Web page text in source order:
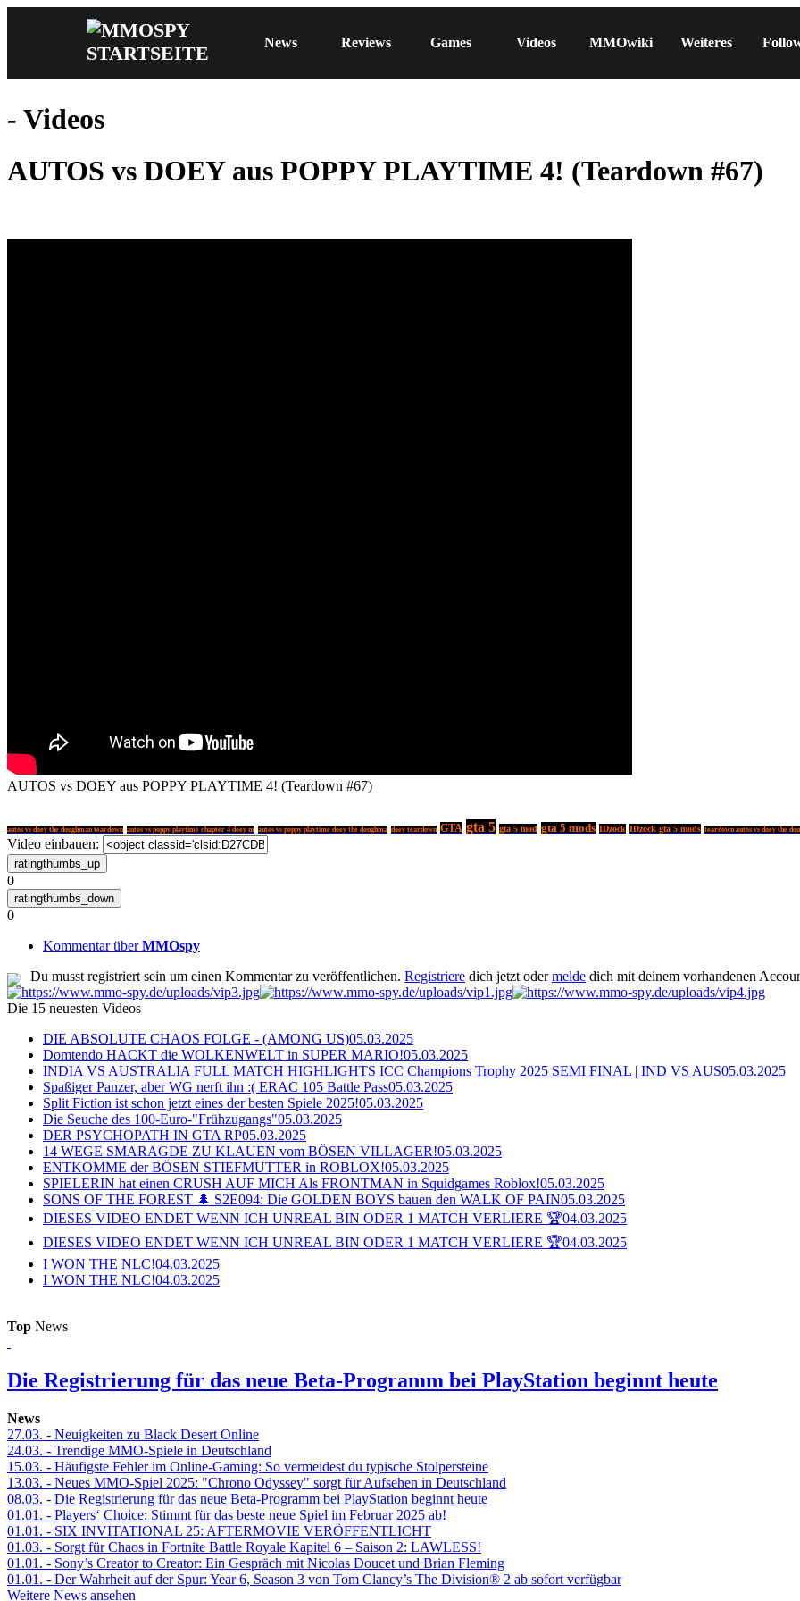
News Reviews Games Videos MMOwiki Weiteres
- Videos
AUTOS vs DOEY aus POPPY PLAYTIME 4! (Teardown #67)
AUTOS vs DOEY aus POPPY PLAYTIME 4! (Teardown #67)
autos vs doey the doughman teardown autos vs poppy playtime chapter 4 doey m autos vs poppy playtime doey the doughma doey teardown GTA gta 5 gta 5 mod gta 5 mods IDzock IDzock gta 5 mods teardown autos vs doey the
Video einbauen:
0
0
Kommentar überMMOspy
Du musst registriert sein um einen Kommentar zu veröffentlichen. Registriere dich jetzt odermelde dich mit deinem vorhandenen
Die 15 neuesten Videos
DIE ABSOLUTE CHAOS FOLGE - (AMONG US)05.03.2025
Domtendo HACKT die WOLKENWELT in SUPER MARIO!05.03.2025
INDIA VS AUSTRALIA FULL MATCH HIGHLIGHTS ICC Champions Trophy 2025 SEMI FINAL | IND VS AUS05.03.2025
Spaßiger Panzer, aber WG nerft ihn :( ERAC 105 Battle Pass05.03.2025
Split Fiction ist schon jetzt eines der besten Spiele 2025!05.03.2025
Die Seuche des 100-Euro-"Frühzugangs"05.03.2025
DER PSYCHOPATH IN GTA RP05.03.2025
14 WEGE SMARAGDE ZU KLAUEN vom BÖSEN VILLAGER!05.03.2025
ENTKOMME der BÖSEN STIEFMUTTER in ROBLOX!05.03.2025
SPIELERIN hat einen CRUSH AUF MICH Als FRONTMAN in Squidgames Roblox!05.03.2025
SONS OF THE FOREST 🌲 S2E094: Die GOLDEN BOYS bauen den WALK OF PAIN05.03.2025
DIESES VIDEO ENDET WENN ICH UNREAL BIN ODER 1 MATCH VERLIERE 🏆04.03.2025
DIESES VIDEO ENDET WENN ICH UNREAL BIN ODER 1 MATCH VERLIERE 🏆04.03.2025
I WON THE NLC!04.03.2025
I WON THE NLC!04.03.2025
Top News
Die Registrierung für das neue Beta-Programm bei PlayStation beginnt heute
News
27.03. - Neuigkeiten zu Black Desert Online
24.03. - Trendige MMO-Spiele in Deutschland
15.03. - Häufigste Fehler im Online-Gaming: So vermeidest du typische Stolpersteine
13.03. - Neues MMO-Spiel 2025: "Chrono Odyssey" sorgt für Aufsehen in Deutschland
08.03. - Die Registrierung für das neue Beta-Programm bei PlayStation beginnt heute
01.01. - Players‘ Choice: Stimmt für das beste neue Spiel im Februar 2025 ab!
01.01. - SIX INVITATIONAL 25: AFTERMOVIE VERÖFFENTLICHT
01.03. - Sorgt für Chaos in Fortnite Battle Royale Kapitel 6 – Saison 2: LAWLESS!
01.01. - Sony’s Creator to Creator: Ein Gespräch mit Nicolas Doucet und Brian Fleming
01.01. - Der Wahrheit auf der Spur: Year 6, Season 3 von Tom Clancy’s The Division® 2 ab sofort verfügbar
Weitere News ansehen